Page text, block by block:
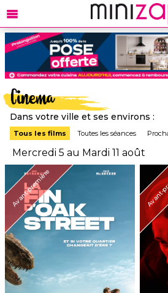
Cinema
Dans votre ville et ses environs :
Tous les films Toutes les séances
Mercredi 5 au Mardi 11 août
Avant-première